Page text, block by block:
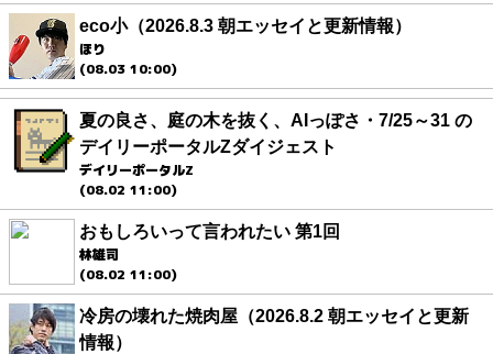
eco小（2026.8.3 朝エッセイと更新情報）
ほり
(08.03 10:00)
夏の良さ、庭の木を抜く、AIっぽさ・7/25～31 の
デイリーポータルZダイジェスト
デイリーポータルZ
(08.02 11:00)
おもしろいって言われたい 第1回
林雄司
(08.02 11:00)
冷房の壊れた焼肉屋（2026.8.2 朝エッセイと更新
情報）